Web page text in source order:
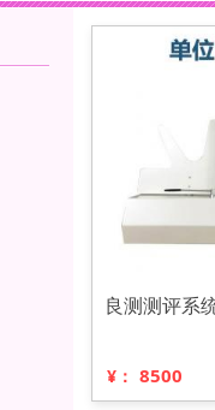
良测测评系
¥： 8500